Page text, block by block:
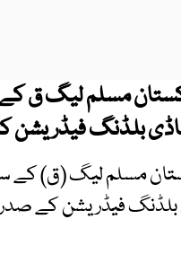
مسلم لیگ ق کے
بلڈنگ فیڈریشن
مسلم لیگ (ق) کے
بلڈنگ فیڈریشن کے